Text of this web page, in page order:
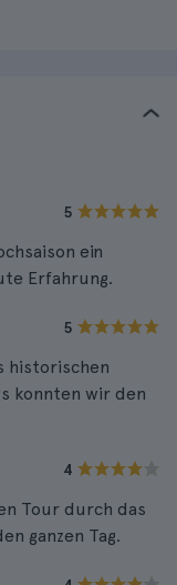
5
ein
Erfahrung.
5
historischen
konnten wir den
4
Tour durch das
ganzen Tag.